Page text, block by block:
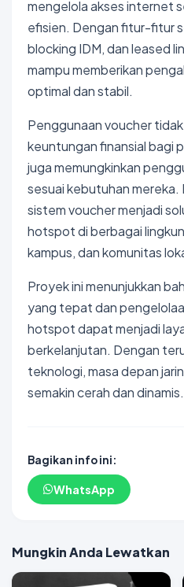
mengelola akses internet
efisien. Dengan fitur-fitur
blocking IDM, dan leased
mampu memberikan
optimal dan stabil.
Penggunaan voucher
keuntungan finansial bagi
juga memungkinkan
sesuai kebutuhan mereka.
sistem voucher menjadi
hotspot di berbagai
kampus, dan komunitas
Proyek ini menunjukkan
yang tepat dan
hotspot dapat menjadi
berkelanjutan. Dengan
teknologi, masa depan
semakin cerah dan dinamis.
Bagikan info ini:
WhatsApp
Mungkin Anda Lewatkan